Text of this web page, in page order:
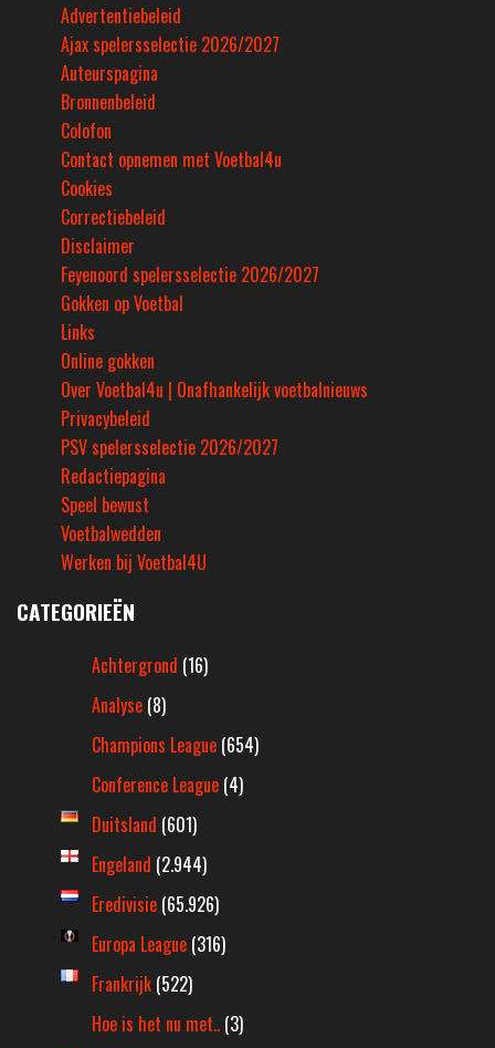
Advertentiebeleid
Ajax spelersselectie 2026/2027
Auteurspagina
Bronnenbeleid
Colofon
Contact opnemen met Voetbal4u
Cookies
Correctiebeleid
Disclaimer
Feyenoord spelersselectie 2026/2027
Gokken op Voetbal
Links
Online gokken
Over Voetbal4u | Onafhankelijk voetbalnieuws
Privacybeleid
PSV spelersselectie 2026/2027
Redactiepagina
Speel bewust
Voetbalwedden
Werken bij Voetbal4U
CATEGORIEËN
Achtergrond (16)
Analyse (8)
Champions League (654)
Conference League (4)
Duitsland (601)
Engeland (2.944)
Eredivisie (65.926)
Europa League (316)
Frankrijk (522)
Hoe is het nu met.. (3)